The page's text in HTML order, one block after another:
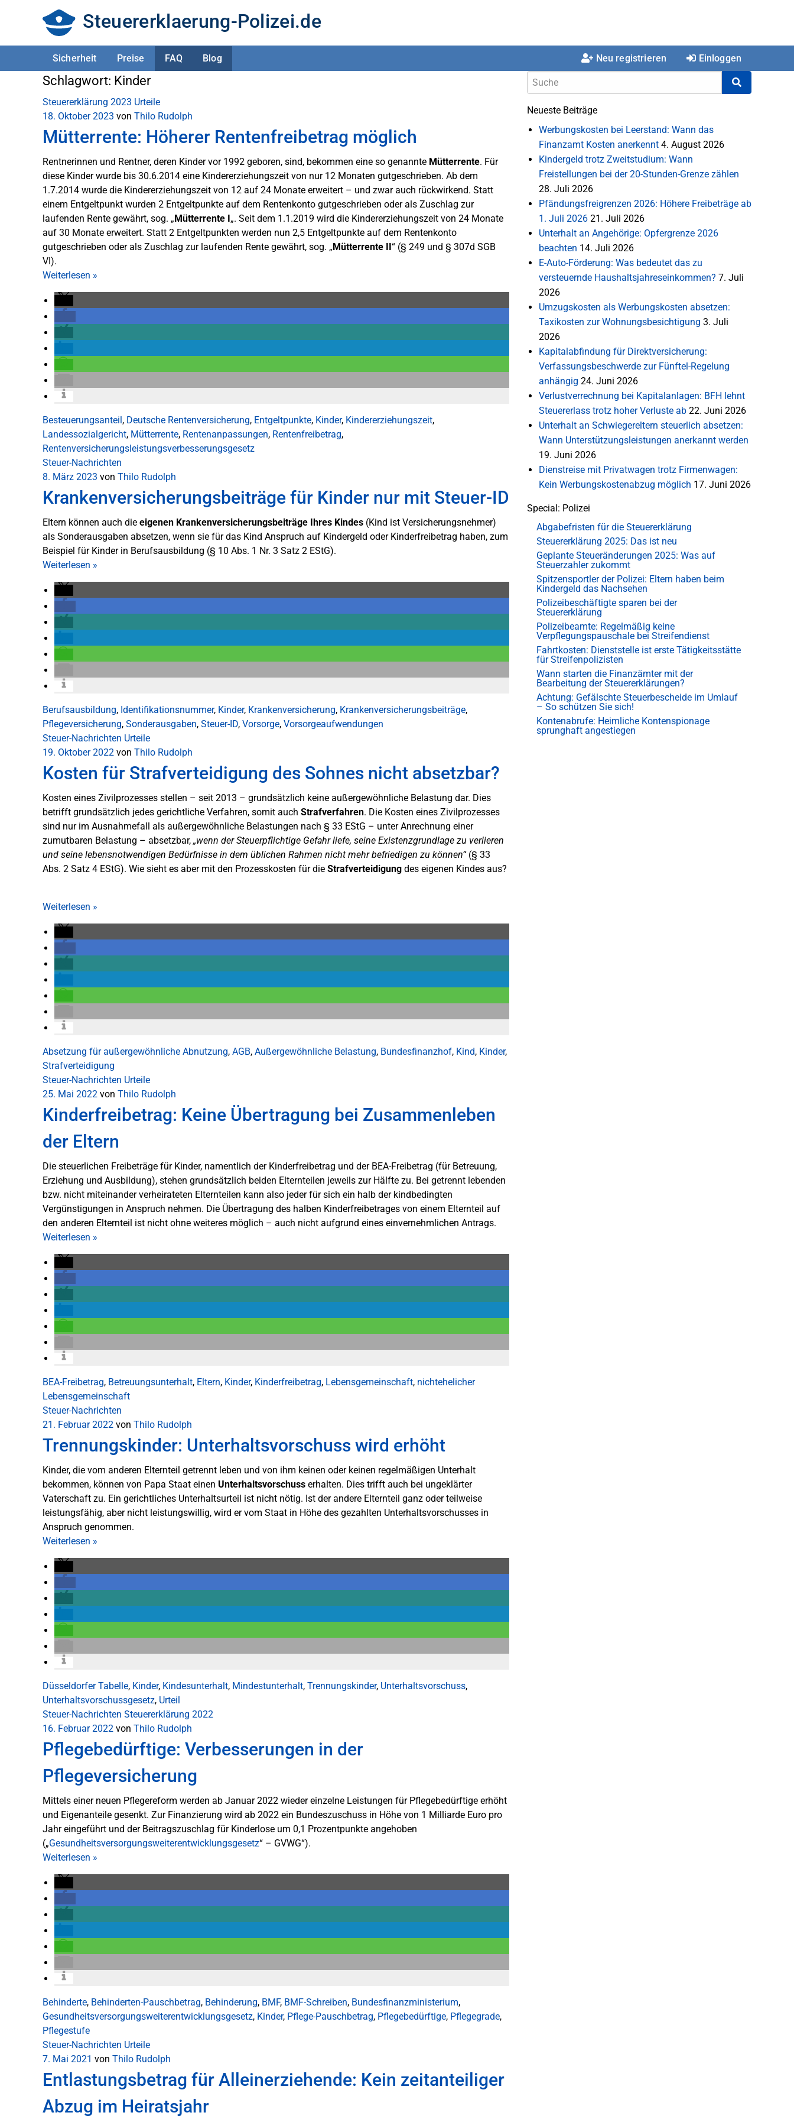
Steuererklaerung-Polizei.de
Sicherheit Preise FAQ Blog Neu registrieren Einloggen
Schlagwort: Kinder
Steuererklärung 2023 Urteile
18. Oktober 2023 von Thilo Rudolph
Mütterrente: Höherer Rentenfreibetrag möglich
Rentnerinnen und Rentner, deren Kinder vor 1992 geboren, sind, bekommen eine so genannte Mütterrente. Für
diese Kinder wurde bis 30.6.2014 eine Kindererziehungszeit von nur 12 Monaten gutgeschrieben. Ab dem
1.7.2014 wurde die Kindererziehungszeit von 12 auf 24 Monate erweitert – und zwar auch rückwirkend. Statt
einem Entgeltpunkt wurden 2 Entgeltpunkte auf dem Rentenkonto gutgeschrieben oder als Zuschlag zur
laufenden Rente gewährt, sog. „Mütterrente I„. Seit dem 1.1.2019 wird die Kindererziehungszeit von 24 Monate
auf 30 Monate erweitert. Statt 2 Entgeltpunkten werden nun 2,5 Entgeltpunkte auf dem Rentenkonto
gutgeschrieben oder als Zuschlag zur laufenden Rente gewährt, sog. „Mütterrente II“ (§ 249 und § 307d SGB
VI).
Weiterlesen »
Besteuerungsanteil, Deutsche Rentenversicherung, Entgeltpunkte, Kinder, Kindererziehungszeit,
Landessozialgericht, Mütterrente, Rentenanpassungen, Rentenfreibetrag,
Rentenversicherungsleistungsverbesserungsgesetz
Steuer-Nachrichten
8. März 2023 von Thilo Rudolph
Krankenversicherungsbeiträge für Kinder nur mit Steuer-ID
Eltern können auch die eigenen Krankenversicherungsbeiträge Ihres Kindes (Kind ist Versicherungsnehmer)
als Sonderausgaben absetzen, wenn sie für das Kind Anspruch auf Kindergeld oder Kinderfreibetrag haben, zum
Beispiel für Kinder in Berufsausbildung (§ 10 Abs. 1 Nr. 3 Satz 2 EStG).
Weiterlesen »
Berufsausbildung, Identifikationsnummer, Kinder, Krankenversicherung, Krankenversicherungsbeiträge,
Pflegeversicherung, Sonderausgaben, Steuer-ID, Vorsorge, Vorsorgeaufwendungen
Steuer-Nachrichten Urteile
19. Oktober 2022 von Thilo Rudolph
Kosten für Strafverteidigung des Sohnes nicht absetzbar?
Kosten eines Zivilprozesses stellen – seit 2013 – grundsätzlich keine außergewöhnliche Belastung dar. Dies
betrifft grundsätzlich jedes gerichtliche Verfahren, somit auch Strafverfahren. Die Kosten eines Zivilprozesses
sind nur im Ausnahmefall als außergewöhnliche Belastungen nach § 33 EStG – unter Anrechnung einer
zumutbaren Belastung – absetzbar, „wenn der Steuerpflichtige Gefahr liefe, seine Existenzgrundlage zu verlieren
und seine lebensnotwendigen Bedürfnisse in dem üblichen Rahmen nicht mehr befriedigen zu können“(§ 33
Abs. 2 Satz 4 EStG). Wie sieht es aber mit den Prozesskosten für die Strafverteidigung des eigenen Kindes aus?
Weiterlesen »
Absetzung für außergewöhnliche Abnutzung, AGB, Außergewöhnliche Belastung, Bundesfinanzhof, Kind, Kinder,
Strafverteidigung
Steuer-Nachrichten Urteile
25. Mai 2022 von Thilo Rudolph
Kinderfreibetrag: Keine Übertragung bei Zusammenleben
der Eltern
Die steuerlichen Freibeträge für Kinder, namentlich der Kinderfreibetrag und der BEA-Freibetrag (für Betreuung,
Erziehung und Ausbildung), stehen grundsätzlich beiden Elternteilen jeweils zur Hälfte zu. Bei getrennt lebenden
bzw. nicht miteinander verheirateten Elternteilen kann also jeder für sich ein halb der kindbedingten
Vergünstigungen in Anspruch nehmen. Die Übertragung des halben Kinderfreibetrages von einem Elternteil auf
den anderen Elternteil ist nicht ohne weiteres möglich – auch nicht aufgrund eines einvernehmlichen Antrags.
Weiterlesen »
BEA-Freibetrag, Betreuungsunterhalt, Eltern, Kinder, Kinderfreibetrag, Lebensgemeinschaft, nichtehelicher
Lebensgemeinschaft
Steuer-Nachrichten
21. Februar 2022 von Thilo Rudolph
Trennungskinder: Unterhaltsvorschuss wird erhöht
Kinder, die vom anderen Elternteil getrennt leben und von ihm keinen oder keinen regelmäßigen Unterhalt
bekommen, können von Papa Staat einen Unterhaltsvorschuss erhalten. Dies trifft auch bei ungeklärter
Vaterschaft zu. Ein gerichtliches Unterhaltsurteil ist nicht nötig. Ist der andere Elternteil ganz oder teilweise
leistungsfähig, aber nicht leistungswillig, wird er vom Staat in Höhe des gezahlten Unterhaltsvorschusses in
Anspruch genommen.
Weiterlesen »
Düsseldorfer Tabelle, Kinder, Kindesunterhalt, Mindestunterhalt, Trennungskinder, Unterhaltsvorschuss,
Unterhaltsvorschussgesetz, Urteil
Steuer-Nachrichten Steuererklärung 2022
16. Februar 2022 von Thilo Rudolph
Pflegebedürftige: Verbesserungen in der
Pflegeversicherung
Mittels einer neuen Pflegereform werden ab Januar 2022 wieder einzelne Leistungen für Pflegebedürftige erhöht
und Eigenanteile gesenkt. Zur Finanzierung wird ab 2022 ein Bundeszuschuss in Höhe von 1 Milliarde Euro pro
Jahr eingeführt und der Beitragszuschlag für Kinderlose um 0,1 Prozentpunkte angehoben
(„Gesundheitsversorgungsweiterentwicklungsgesetz“ – GVWG“).
Weiterlesen »
Behinderte, Behinderten-Pauschbetrag, Behinderung, BMF, BMF-Schreiben, Bundesfinanzministerium,
Gesundheitsversorgungsweiterentwicklungsgesetz, Kinder, Pflege-Pauschbetrag, Pflegebedürftige, Pflegegrade,
Pflegestufe
Steuer-Nachrichten Urteile
7. Mai 2021 von Thilo Rudolph
Entlastungsbetrag für Alleinerziehende: Kein zeitanteiliger
Abzug im Heiratsjahr
Neueste Beiträge
Werbungskosten bei Leerstand: Wann das
Finanzamt Kosten anerkennt 4. August 2026
Kindergeld trotz Zweitstudium: Wann
Freistellungen bei der 20-Stunden-Grenze zählen
28. Juli 2026
Pfändungsfreigrenzen 2026: Höhere Freibeträge ab
1. Juli 2026 21. Juli 2026
Unterhalt an Angehörige: Opfergrenze 2026
beachten 14. Juli 2026
E-Auto-Förderung: Was bedeutet das zu
versteuernde Haushaltsjahreseinkommen? 7. Juli
2026
Umzugskosten als Werbungskosten absetzen:
Taxikosten zur Wohnungsbesichtigung 3. Juli
2026
Kapitalabfindung für Direktversicherung:
Verfassungsbeschwerde zur Fünftel-Regelung
anhängig 24. Juni 2026
Verlustverrechnung bei Kapitalanlagen: BFH lehnt
Steuererlass trotz hoher Verluste ab 22. Juni 2026
Unterhalt an Schwiegereltern steuerlich absetzen:
Wann Unterstützungsleistungen anerkannt werden
19. Juni 2026
Dienstreise mit Privatwagen trotz Firmenwagen:
Kein Werbungskostenabzug möglich 17. Juni 2026
Special: Polizei
Abgabefristen für die Steuererklärung
Steuererklärung 2025: Das ist neu
Geplante Steueränderungen 2025: Was auf
Steuerzahler zukommt
Spitzensportler der Polizei: Eltern haben beim
Kindergeld das Nachsehen
Polizeibeschäftigte sparen bei der
Steuererklärung
Polizeibeamte: Regelmäßig keine
Verpflegungspauschale bei Streifendienst
Fahrtkosten: Dienststelle ist erste Tätigkeitsstätte
für Streifenpolizisten
Wann starten die Finanzämter mit der
Bearbeitung der Steuererklärungen?
Achtung: Gefälschte Steuerbescheide im Umlauf
– So schützen Sie sich!
Kontenabrufe: Heimliche Kontenspionage
sprunghaft angestiegen